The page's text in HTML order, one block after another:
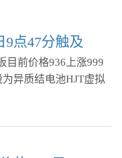
9点47分触及
目前价格936上涨999
异质结电池HJT虚拟